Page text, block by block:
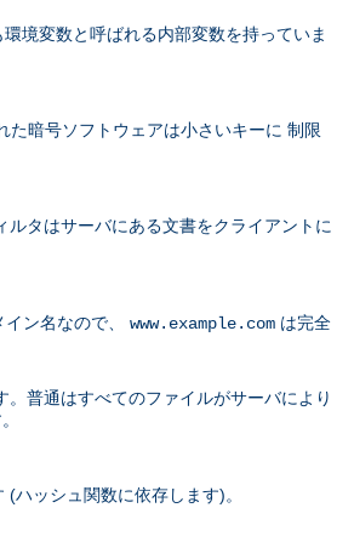
境変数と呼ばれる内部変数を持っていま
暗号ソフトウェアは小さいキーに 制限
タはサーバにある文書をクライアントに
イン名なので、 www.example.com は完全
普通はすべてのファイルがサーバにより
ッシュ関数に依存します)。